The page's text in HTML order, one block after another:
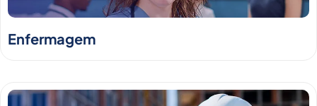
Enfermagem